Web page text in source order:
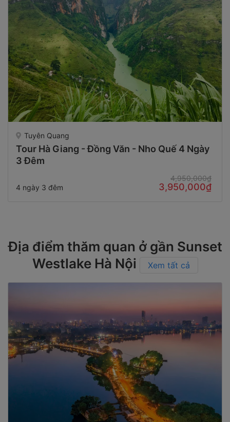
Tuyên Quang
Tour Hà Giang - Đồng Văn - Nho Quế 4 Ngày
3 Đêm
4 ngày 3 đêm
4,950,000₫
3,950,000₫
Địa điểm thăm quan ở gần Sunset
Westlake Hà Nội
Xem tất cả